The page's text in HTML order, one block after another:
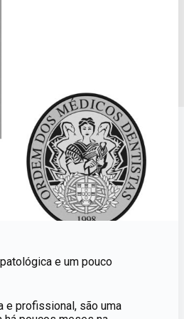
e um pouco
e profissional, são uma